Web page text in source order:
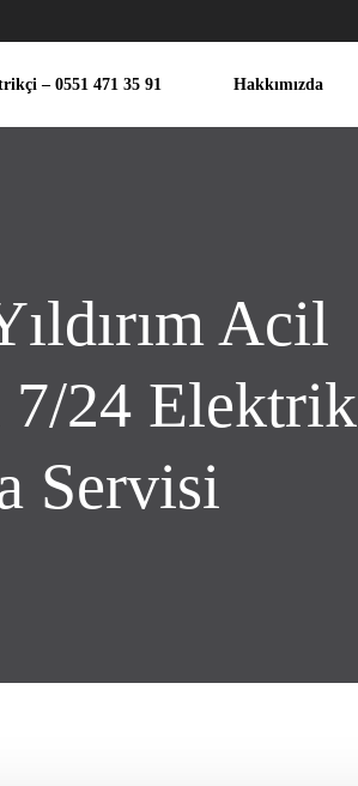
– 0551 471 35 91 Hakkımızda
Acil
24 Elektrik
Servisi